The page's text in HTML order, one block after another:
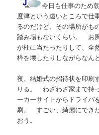
今日も仕事のため
度津という遠いところで
るのだけど、その場所が
踏み場もないくらい。 お
が柱に当たったりして、
枠を壊したりしながらなん
夜、結婚式の招待状を印刷
りる。 わざわざ家まで
ーカーサイトからドライバ
刷。 すごい、綺麗にでき
おう。